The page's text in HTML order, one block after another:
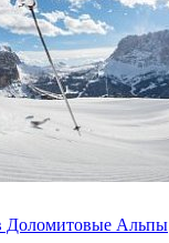
Доломитовые Альпы